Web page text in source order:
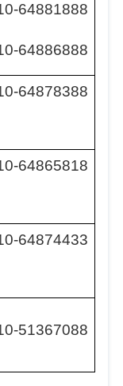
64881888
64886888
64878388
64865818
64874433
51367088